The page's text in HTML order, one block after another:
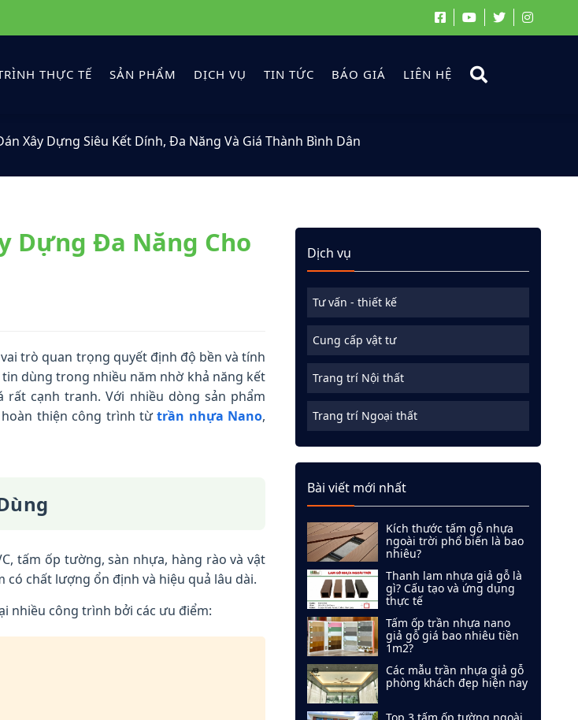
THỰC TẾ SẢN PHẨM DỊCH VỤ TIN TỨC BÁO GIÁ LIÊN HỆ
Xây Dựng Siêu Kết Dính, Đa Năng Và Giá Thành Bình Dân
Dựng Đa Năng Cho
trò quan trọng quyết định độ bền và tính
dùng trong nhiều năm nhờ khả năng kết
cạnh tranh. Với nhiều dòng sản phẩm
hoàn thiện công trình từtrần nhựa Nano,
tấm ốp tường, sàn nhựa, hàng rào và vật
chất lượng ổn định và hiệu quả lâu dài.
nhiều công trình bởi các ưu điểm:
Dịch vụ
Tư vấn - thiết kế
Cung cấp vật tư
Trang trí Nội thất
Trang trí Ngoại thất
Bài viết mới nhất
Kích thước tấm gỗ nhựa
ngoài trời phổ biến là bao
nhiêu?
Thanh lam nhựa giả gỗ là
gì? Cấu tạo và ứng dụng
thực tế
Tấm ốp trần nhựa nano
giả gỗ giá bao nhiêu tiền
1m2?
Các mẫu trần nhựa giả gỗ
phòng khách đẹp hiện nay